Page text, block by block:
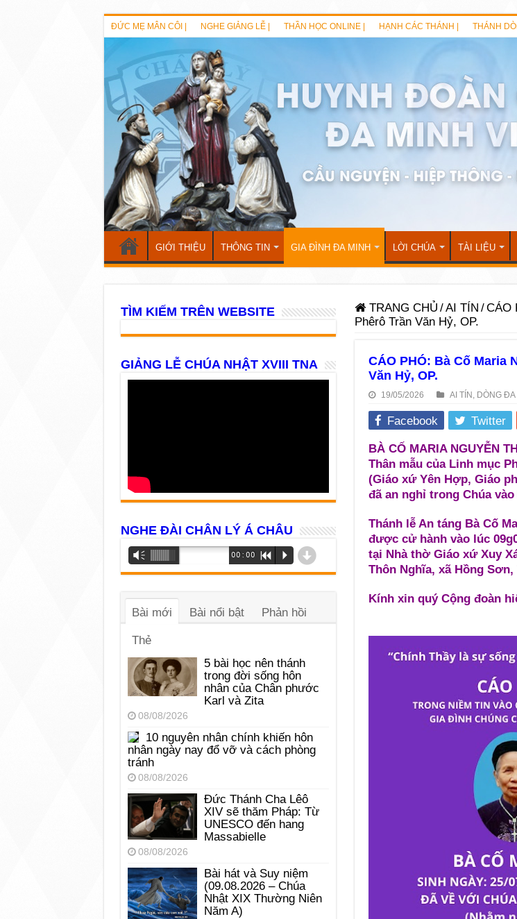
ĐỨC MẸ MÂN CÔI | NGHE GIẢNG LỄ | THẦN HỌC ONLINE | HẠNH CÁC THÁNH | THÁNH
GIỚI THIỆU THÔNG TIN GIA ĐÌNH ĐA MINH LỜI CHÚA TÀI LIỆU
TRANG CHỦ /AI TÍN /CÁO
Phêrô Trần Văn Hỷ, OP.
CÁO PHÓ: Bà Cố Maria
Văn Hỷ, OP.
19/05/2026 AI TÍN , DÒNG ĐA
Facebook Twitter
BÀ CỐ MARIA NGUYỄN
Thân mẫu của Linh mục
(Giáo xứ Yên Hợp, Giáo
đã an nghỉ trong Chúa
Thánh lễ An táng Bà Cố
được cử hành vào lúc
tại Nhà thờ Giáo xứ Xuy
Thôn Nghĩa, xã Hồng Sơn,
Kính xin quý Cộng đoàn
TÌM KIẾM TRÊN WEBSITE
GIẢNG LỄ CHÚA NHẬT XVIII TNA
NGHE ĐÀI CHÂN LÝ Á CHÂU
Trình
phát
âm
Vm 00:00 R P d
Bài mới Bài nổi bật Phản hồi
Thẻ
5 bài học nên thánh
trong đời sống hôn
nhân của Chân phước
Karl và Zita
08/08/2026
10 nguyên nhân chính khiến hôn
nhân ngày nay đổ vỡ và cách phòng
tránh
08/08/2026
Đức Thánh Cha Lêô
XIV sẽ thăm Pháp: Từ
UNESCO đến hang
Massabielle
08/08/2026
Bài hát và Suy niệm
(09.08.2026 – Chúa
Nhật XIX Thường Niên
Năm A)